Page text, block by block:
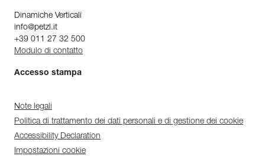
Dinamiche Verticali
info@petzl.it
+39 011 27 32 500
Modulo di contatto
Accesso stampa
Note legali
Politica di trattamento dei dati personali e di gestione dei cookie
Accessibility Declaration
Impostazioni cookie